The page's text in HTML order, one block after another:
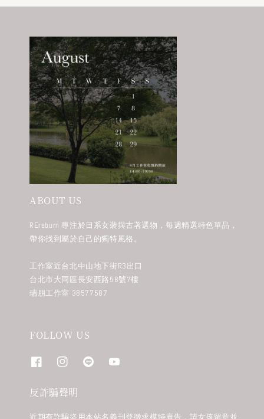
ABOUT US
REreburn 專注於日系女裝與古著選物，每週精選特色單品，
帶你找到屬於自己的獨特風格。
工作室近台北中山地下街R3出口
台北市大同區長安西路58號7樓
瑞朋工作室 38577587
FOLLOW US
反詐騙聲明